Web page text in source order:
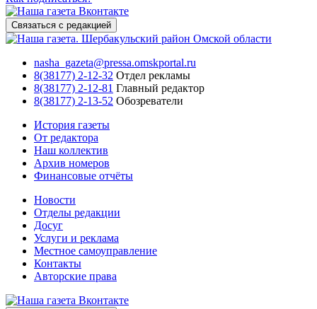
Связаться с редакцией
nasha_gazeta@pressa.omskportal.ru
8(38177) 2-12-32 Отдел рекламы
8(38177) 2-12-81 Главный редактор
8(38177) 2-13-52 Обозреватели
История газеты
От редактора
Наш коллектив
Архив номеров
Финансовые отчёты
Новости
Отделы редакции
Досуг
Услуги и реклама
Местное самоуправление
Контакты
Авторские права